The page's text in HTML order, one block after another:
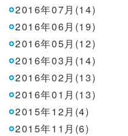
2016年07月(14)
2016年06月(19)
2016年05月(12)
2016年03月(14)
2016年02月(13)
2016年01月(13)
2015年12月(4)
2015年11月(6)